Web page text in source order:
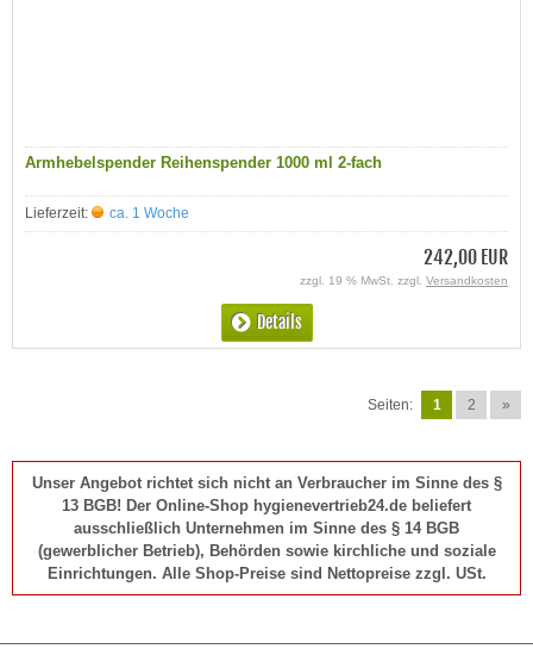
Armhebelspender Reihenspender 1000 ml 2-fach
Lieferzeit: ca. 1 Woche
242,00 EUR
zzgl. 19 % MwSt. zzgl. Versandkosten
Details
Seiten: 1 2 »
Unser Angebot richtet sich nicht an Verbraucher im Sinne des §
13 BGB! Der Online-Shop hygienevertrieb24.de beliefert
ausschließlich Unternehmen im Sinne des § 14 BGB
(gewerblicher Betrieb), Behörden sowie kirchliche und soziale
Einrichtungen. Alle Shop-Preise sind Nettopreise zzgl. USt.